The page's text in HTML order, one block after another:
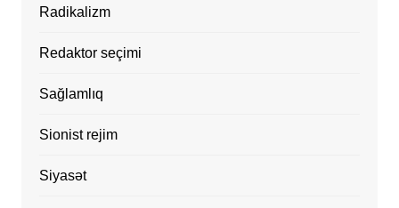
Radikalizm
Redaktor seçimi
Sağlamlıq
Sionist rejim
Siyasət